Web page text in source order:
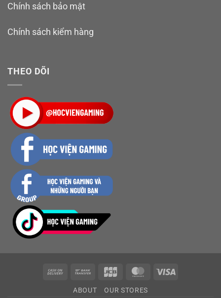
Chính sách bảo mật
Chính sách kiểm hàng
THEO DÕI
Cash
Bank
JCB MasterCard
ABOUT OUR STORES